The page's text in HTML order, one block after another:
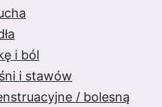
i ból
i stawów
/ bolesną